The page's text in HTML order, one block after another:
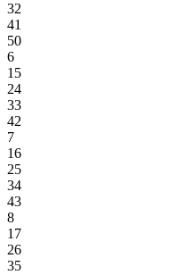
32
41
50
6
15
24
33
42
7
16
25
34
43
8
17
26
35